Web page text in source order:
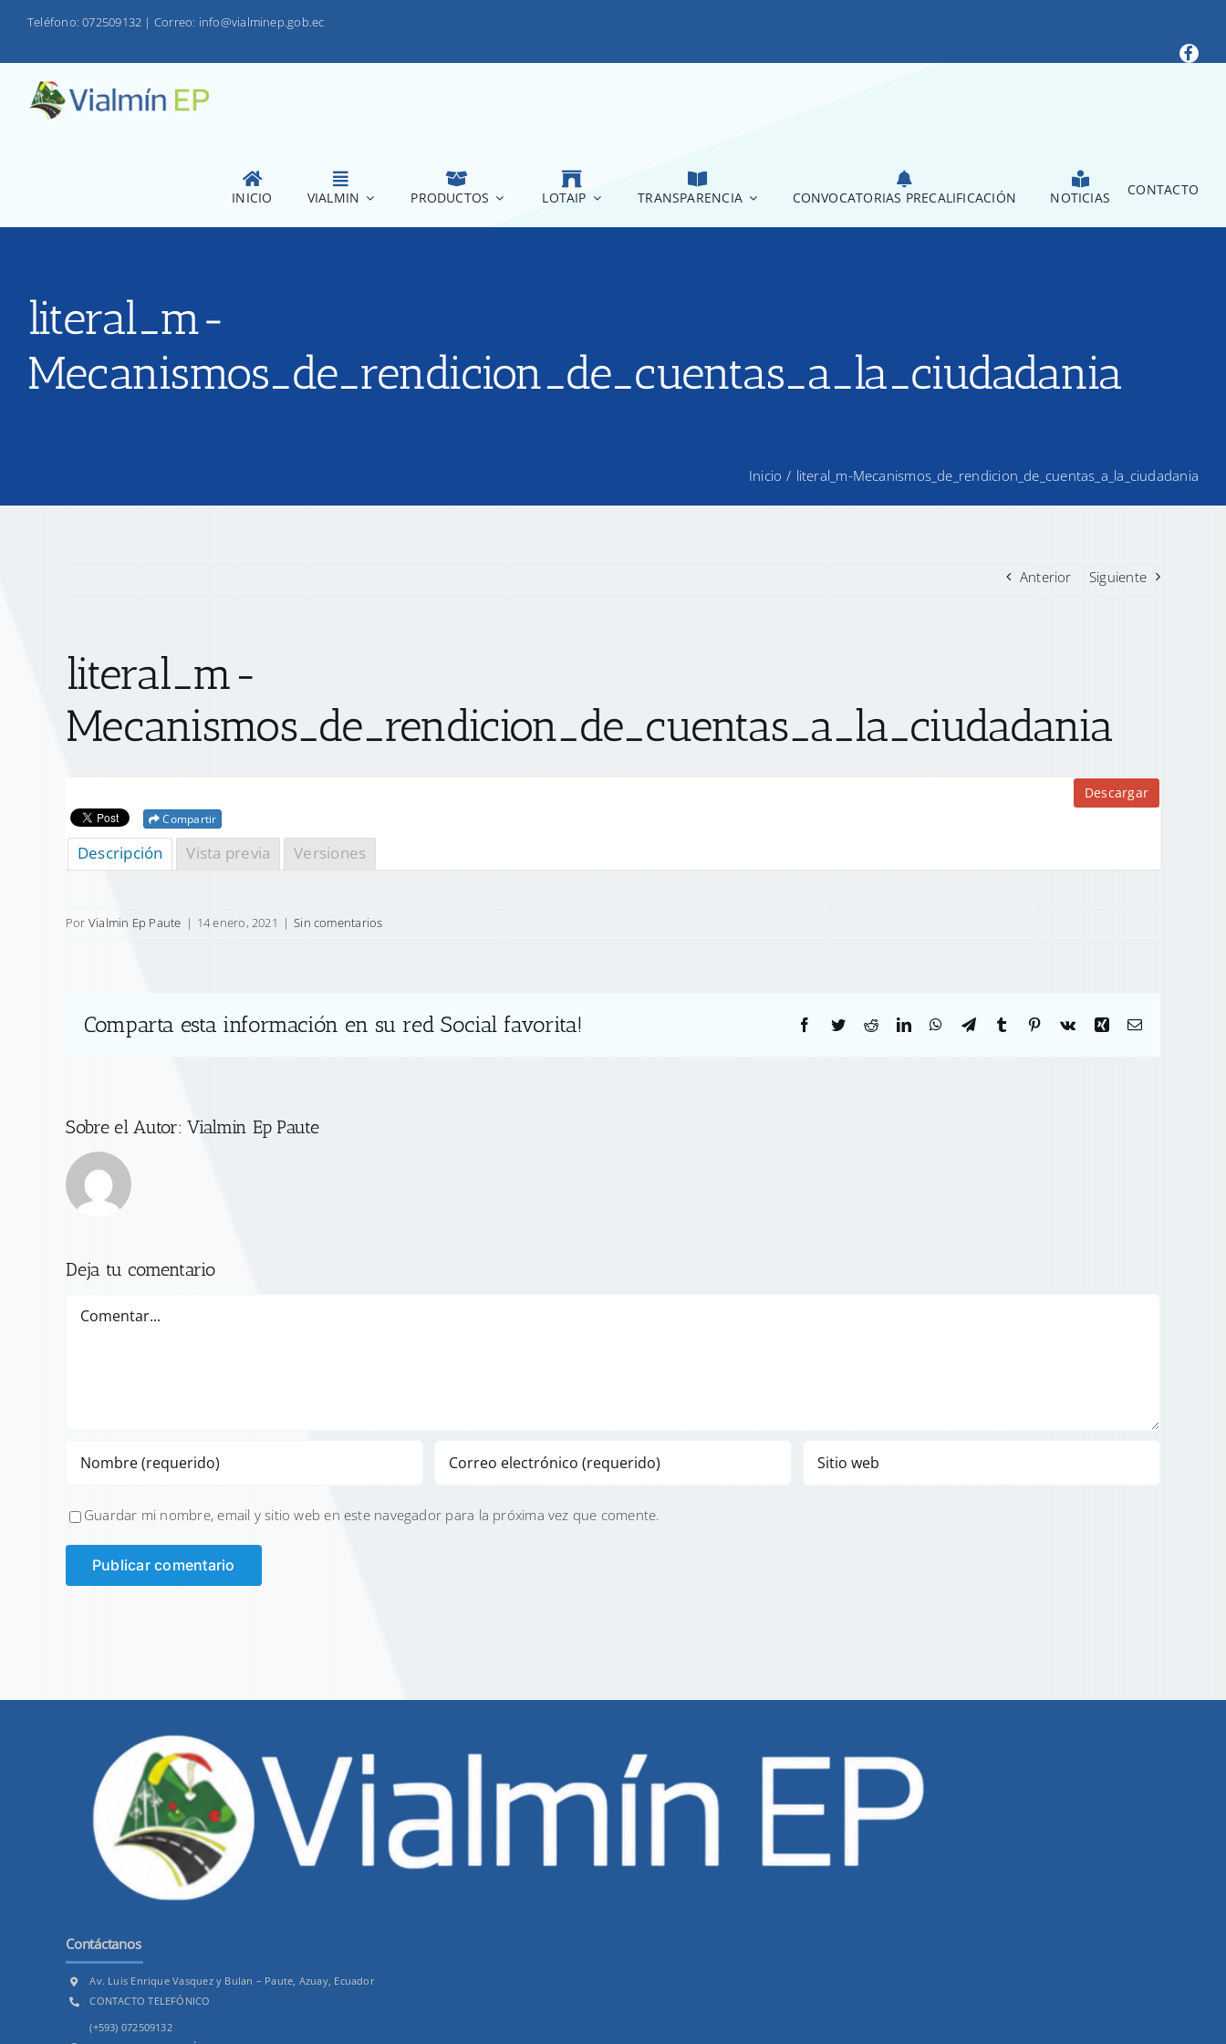
Teléfono: 072509132 | Correo: info@vialminep.gob.ec
INICIO VIALMIN PRODUCTOS LOTAIP TRANSPARENCIA CONVOCATORIAS PRECALIFICACIÓN NOTICIAS CONTACTO
literal_m-
Mecanismos_de_rendicion_de_cuentas_a_la_ciudadania
Inicio / literal_m-Mecanismos_de_rendicion_de_cuentas_a_la_ciudadania
Anterior Siguiente
literal_m-
Mecanismos_de_rendicion_de_cuentas_a_la_ciudadania
Descargar
Compartir
Descripción Vista previa Versiones
Por Vialmin Ep Paute | 14 enero, 2021 | Sin comentarios
Comparta esta información en su red Social favorita! Facebook
TwitterRedditLinkedInWhatsApp
TelegramTumblr Pinterest
Vk Xing Correo
Sobre el Autor:Vialmin Ep Paute
Deja tu comentario
Guardar mi nombre, email y sitio web en este navegador para la próxima vez que comente.
Contáctanos
Av. Luis Enrique Vasquez y Bulan – Paute, Azuay, Ecuador
CONTACTO TELEFÓNICO
(+593) 072509132